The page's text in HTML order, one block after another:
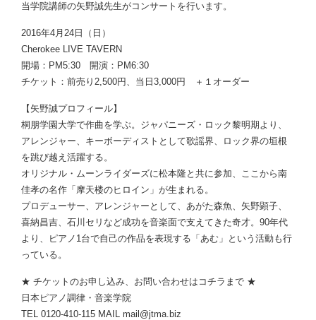
当学院講師の矢野誠先生がコンサートを行います。
2016年4月24日（日）
Cherokee LIVE TAVERN
開場：PM5:30 開演：PM6:30
チケット：前売り2,500円、当日3,000円 ＋１オーダー
【矢野誠プロフィール】
桐朋学園大学で作曲を学ぶ。ジャパニーズ・ロック黎明期より、
アレンジャー、キーボーディストとして歌謡界、ロック界の垣根
を跳び越え活躍する。
オリジナル・ムーンライダーズに松本隆と共に参加、ここから南
佳孝の名作「摩天楼のヒロイン」が生まれる。
プロデューサー、アレンジャーとして、あがた森魚、矢野顕子、
喜納昌吉、石川セリなど成功を音楽面で支えてきた奇才。90年代
より、ピアノ1台で自己の作品を表現する「あむ」という活動も行
っている。
★ チケットのお申し込み、お問い合わせはコチラまで ★
日本ピアノ調律・音楽学院
TEL 0120-410-115 MAIL mail@jtma.biz